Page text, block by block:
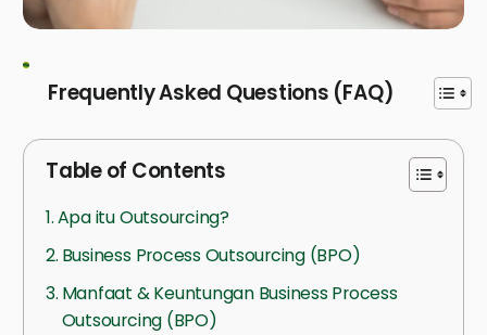
Frequently Asked Questions (FAQ)
Table of Contents
Apa itu Outsourcing?
Business Process Outsourcing (BPO)
Manfaat & Keuntungan Business Process
Outsourcing (BPO)